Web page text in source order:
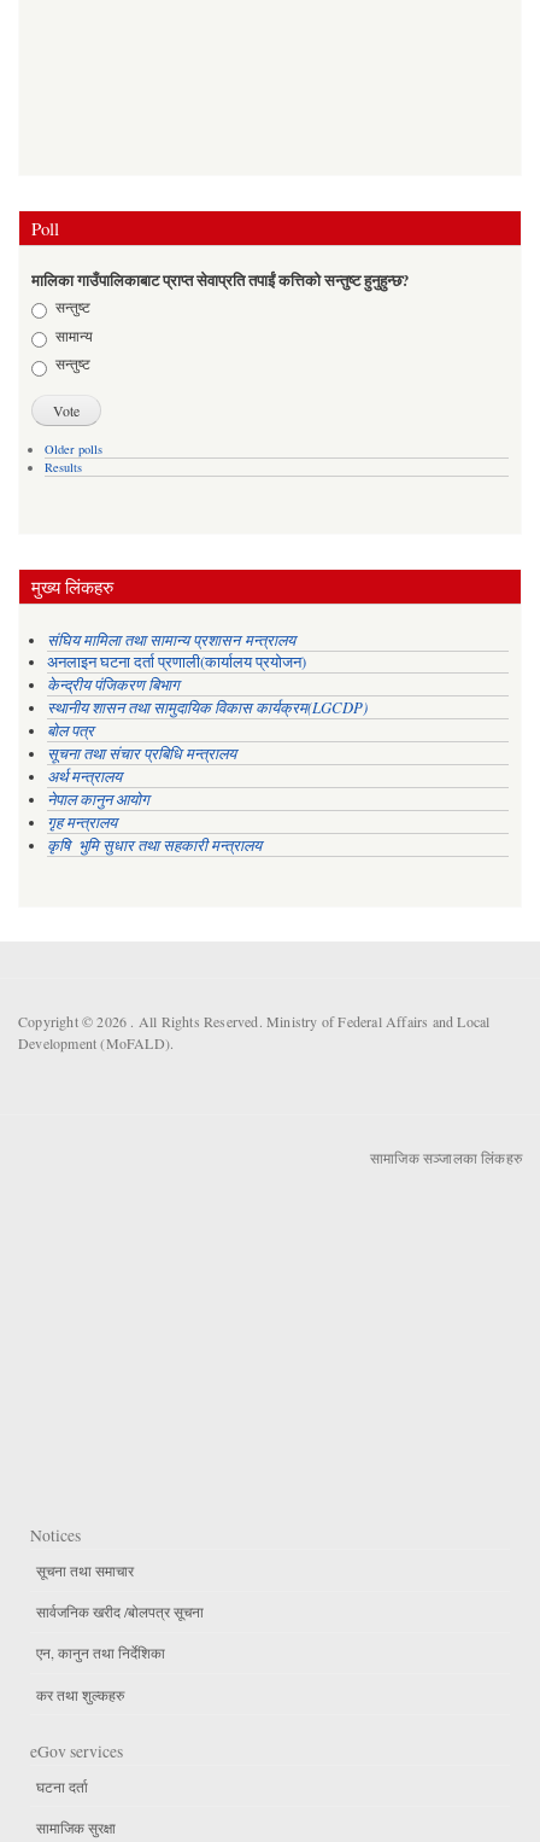
Poll
मालिका गाउँपालिकाबाट प्राप्त सेवाप्रति तपाईं कत्तिको सन्तुष्ट हुनुहुन्छ?
Choices
सन्तुष्ट
सामान्य
सन्तुष्ट
Older polls
Results
मुख्य लिंकहरु
संघिय मामिला तथा सामान्य प्रशासन मन्त्रालय
अनलाइन घटना दर्ता प्रणाली(कार्यालय प्रयोजन)
केन्द्रीय पंजिकरण बिभाग
स्थानीय शासन तथा सामुदायिक विकास कार्यक्रम(LGCDP)
बोल पत्र
सूचना तथा संचार प्रबिधि मन्त्रालय
अर्थ मन्त्रालय
नेपाल कानुन आयोग
गृह मन्त्रालय
कृषि भुमि सुधार तथा सहकारी मन्त्रालय
Copyright © 2026 . All Rights Reserved. Ministry of Federal Affairs and Local
Development (MoFALD).
सामाजिक सञ्जालका लिंकहरु
Notices
सूचना तथा समाचार
सार्वजनिक खरीद /बोलपत्र सूचना
एन, कानुन तथा निर्देशिका
कर तथा शुल्कहरु
eGov services
घटना दर्ता
सामाजिक सुरक्षा